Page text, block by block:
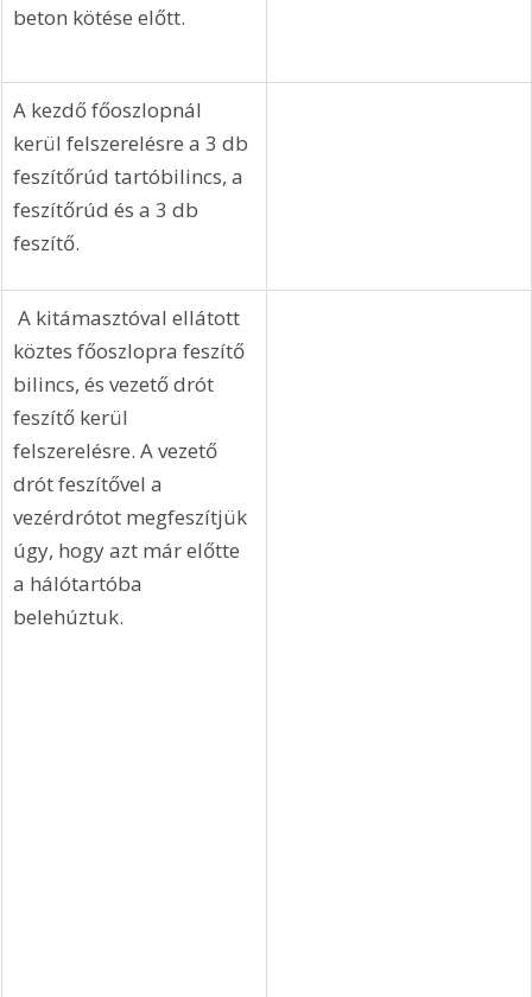
beton kötése előtt.
A kezdő főoszlopnál
kerül felszerelésre a 3 db
feszítőrúd tartóbilincs, a
feszítőrúd és a 3 db
feszítő.
A kitámasztóval ellátott
köztes főoszlopra feszítő
bilincs, és vezető drót
feszítő kerül
felszerelésre. A vezető
drót feszítővel a
vezérdrótot megfeszítjük
úgy, hogy azt már előtte
a hálótartóba
belehúztuk.